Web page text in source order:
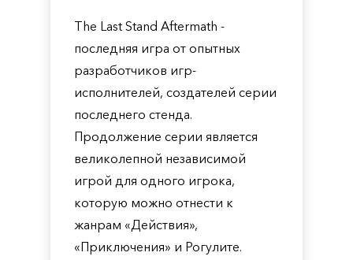
The Last Stand Aftermath -
последняя игра от опытных
разработчиков игр-
исполнителей, создателей серии
последнего стенда.
Продолжение серии является
великолепной независимой
игрой для одного игрока,
которую можно отнести к
жанрам «Действия»,
«Приключения» и Рогулите.